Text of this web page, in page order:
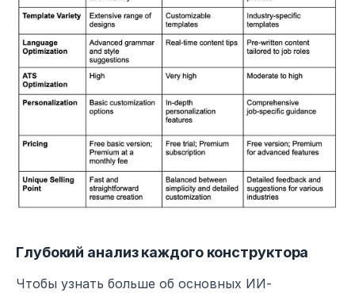
Глубокий анализ каждого конструктора
Чтобы узнать больше об основных ИИ-